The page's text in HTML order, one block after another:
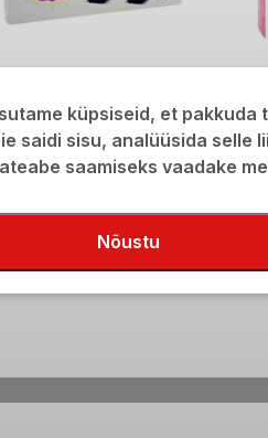
lokumi assortii
350g
€
küpsiseid, et
saidi sisu, analüüsida selle
saamiseks vaadake
Nõustu